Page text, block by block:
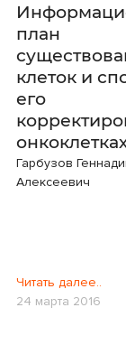
план
клеток и
его
Гарбузов
Алексеевич
Читать далее..
24 марта 2016